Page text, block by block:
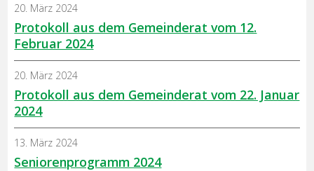
Protokoll aus dem Gemeinderat vom 12.
Februar 2024
20. März 2024
Protokoll aus dem Gemeinderat vom 22. Januar
2024
20. März 2024
Seniorenprogramm 2024
13. März 2024